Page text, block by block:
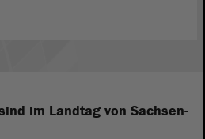
im Landtag von Sachsen-